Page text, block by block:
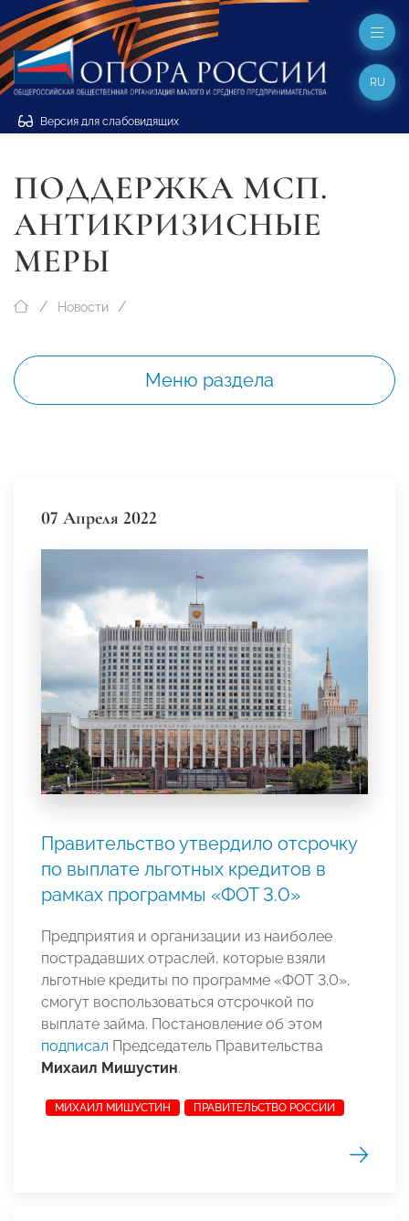
Версия для слабовидящих
RU
ПОДДЕРЖКА МСП.
АНТИКРИЗИСНЫЕ
МЕРЫ
Новости
Меню раздела
07 Апреля 2022
Правительство утвердило отсрочку
по выплате льготных кредитов в
рамках программы «ФОТ 3.0»
Предприятия и организации из наиболее
пострадавших отраслей, которые взяли
льготные кредиты по программе «ФОТ 3.0»,
смогут воспользоваться отсрочкой по
выплате займа. Постановление об этом
подписал Председатель Правительства
Михаил Мишустин.
МИХАИЛ МИШУСТИН ПРАВИТЕЛЬСТВО РОССИИ